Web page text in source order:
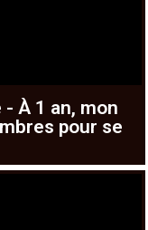
À 1 an, mon
pour se